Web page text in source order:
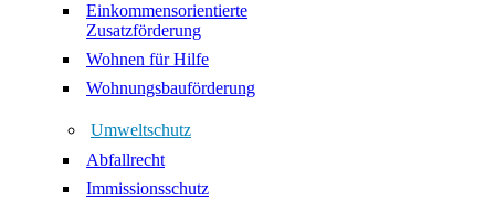
Einkommensorientierte
Zusatzförderung
Wohnen für Hilfe
Wohnungsbauförderung
Umweltschutz
Abfallrecht
Immissionsschutz